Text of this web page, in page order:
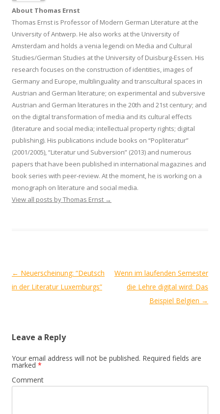
About Thomas Ernst
Thomas Ernst is Professor of Modern German Literature at the
University of Antwerp. He also works at the University of
Amsterdam and holds a venia legendi on Media and Cultural
Studies/German Studies at the University of Duisburg-Essen. His
research focuses on the construction of identities, images of
Germany and Europe, multilinguality and transcultural spaces in
Austrian and German literature; on experimental and subversive
Austrian and German literatures in the 20th and 21st century; and
on the digital transformation of media and its cultural effects
(literature and social media; intellectual property rights; digital
publishing). His publications include books on “Popliteratur”
(2001/2005), “Literatur und Subversion” (2013) and numerous
papers that have been published in international magazines and
book series with peer-review. At the moment, he is working on a
monograph on literature and social media.
View all posts by Thomas Ernst →
Post
navigation
← Neuerscheinung: “Deutsch
in der Literatur Luxemburgs”
Wenn im laufenden Semester
die Lehre digital wird: Das
Beispiel Belgien →
Leave a Reply
Your email address will not be published. Required fields are
marked *
Comment